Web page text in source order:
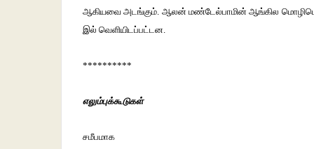
ஆகியவை அடங்கும். ஆலன் மண்டேல்பாமின் ஆங்கில
இல் வெளியிடப்பட்டன.
**********
எலும்புக்கூடுகள்
சமீபமாக